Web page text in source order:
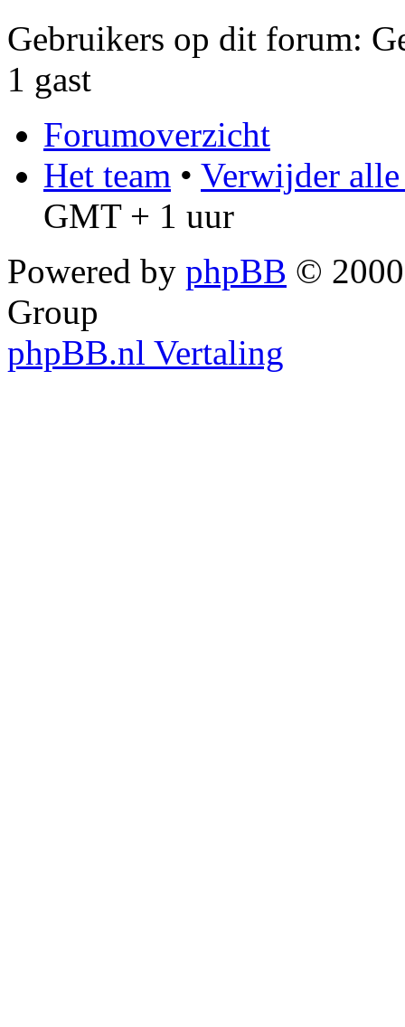
Gebruikers op dit forum:
1 gast
Forumoverzicht
Het team • Verwijder
GMT + 1 uur
Powered by phpBB ©
Group
phpBB.nl Vertaling